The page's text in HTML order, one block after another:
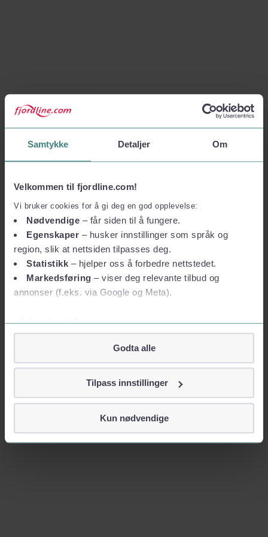
Samtykke Detaljer Om
Velkommen til fjordline.com!
Vi bruker cookies for å gi deg en god opplevelse:
Nødvendige – får siden til å fungere.
Egenskaper – husker innstillinger som språk og
region, slik at nettsiden tilpasses deg.
Statistikk – hjelper oss å forbedre nettstedet.
Markedsføring – viser deg relevante tilbud og
annonser (f.eks. via Google og Meta).
Vil du vite mer?
Om informasjonskapsler
Googles retningslinjer for personvern
Vi tar ditt personvern på alvor
identifiserer deg, som navn eller telefonnummer.
Godta alle
Tilpass innstillinger
Kun nødvendige